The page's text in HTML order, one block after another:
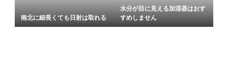
南北に細長くても日射は取れる
水分が目に見える加湿器はおす
すめしません